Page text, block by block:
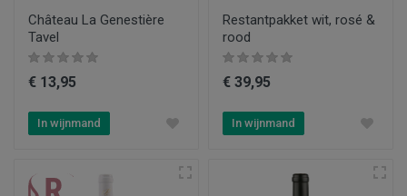
Château La Genestière
Tavel
€ 13,95
In wijnmand
Restantpakket wit, rosé &
rood
€ 39,95
In wijnmand